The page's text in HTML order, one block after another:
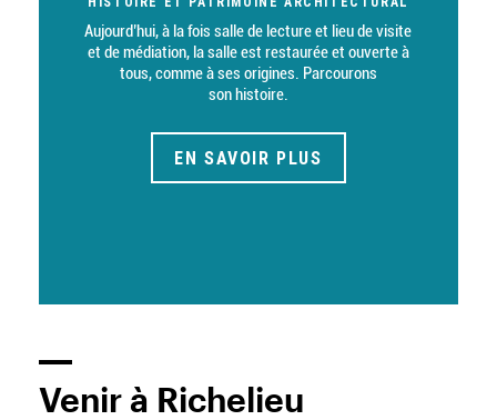
Description
Aujourd’hui, à la fois salle de lecture et lieu de visite
et de médiation, la salle est restaurée et ouverte à
tous, comme à ses origines. Parcourons
son histoire.
EN SAVOIR PLUS
Titre
Venir à Richelieu